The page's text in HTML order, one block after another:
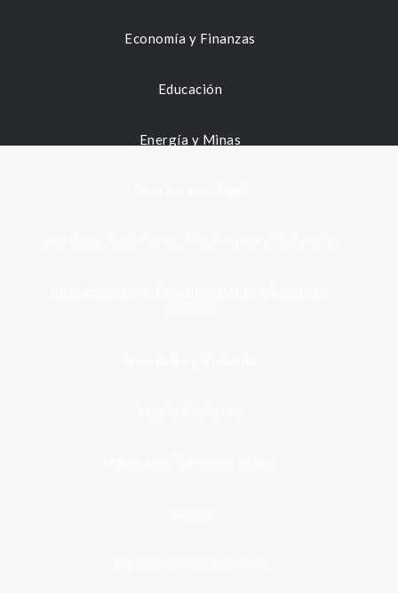
Economía y Finanzas
Educación
Energía y Minas